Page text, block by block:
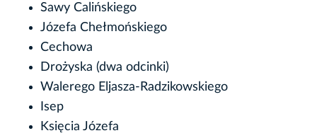
Sawy Calińskiego
Józefa Chełmońskiego
Cechowa
Drożyska (dwa odcinki)
Walerego Eljasza-Radzikowskiego
Isep
Księcia Józefa